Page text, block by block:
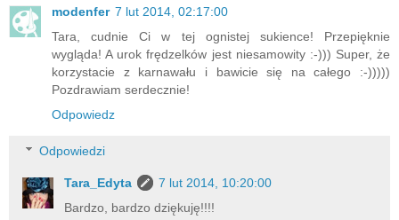
modenfer 7 lut 2014, 02:17:00
Tara, cudnie Ci w tej ognistej sukience! Przepięknie
wygląda! A urok frędzelków jest niesamowity :-))) Super, że
korzystacie z karnawału i bawicie się na całego :-)))))
Pozdrawiam serdecznie!
Odpowiedz
Odpowiedzi
Tara_Edyta
7 lut 2014, 10:20:00
Bardzo, bardzo dziękuję!!!!